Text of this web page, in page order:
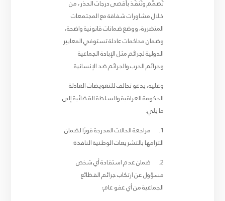
تُصمَّم وتُنفَّذ بأقصى درجات الحذر، من
خلال مشاورات شفافة مع المجتمعات
المتضررة، ووضع ضمانات قانونية واضحة،
وضمان محاكمات عادلة تستوفي المعايير
الدولية لجرائم مثل الإبادة الجماعية
وجرائم الحرب والجرائم ضد الإنسانية.
وعليه، يدعو تحالف للتعويضات العادلة
الحكومة العراقية والسلطة القضائية إلى
ما يلي:
1. مراجعة الحالات المدرجة فورًا لضمان
التزامها بالتشريعات الوطنية النافذة؛
2. ضمان عدم استفادة أي شخص
مسؤول عن ارتكاب جرائم الفظائع
الجماعية من أي عفو عام؛